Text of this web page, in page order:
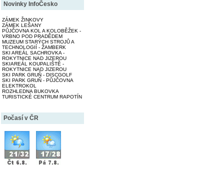
Novinky InfoČesko
ZÁMEK ŽINKOVY
ZÁMEK LEŠANY
PŮJČOVNA KOL A KOLOBĚŽEK -
VRBNO POD PRADĚDEM
MUZEUM STARÝCH STROJŮ A
TECHNOLOGIÍ - ŽAMBERK
SKI AREÁL SACHROVKA -
ROKYTNICE NAD JIZEROU
SKIAREÁL KOUPALIŠTĚ -
ROKYTNICE NAD JIZEROU
SKI PARK GRUŇ - DISCGOLF
SKI PARK GRUŇ - PŮJČOVNA
ELEKTROKOL
ROZHLEDNA BUKOVKA
TURISTICKÉ CENTRUM RAPOTÍN
Počasí v ČR